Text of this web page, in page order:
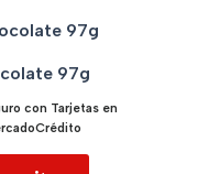
97g
con Tarjetas en